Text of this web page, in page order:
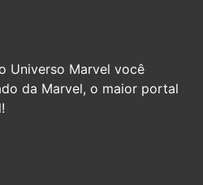
Universo Marvel você
da Marvel, o maior portal